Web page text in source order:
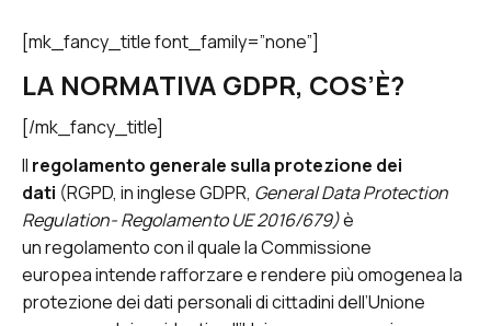
[mk_fancy_title font_family=”none”]
LA NORMATIVA GDPR, COS’È?
[/mk_fancy_title]
Il regolamento generale sulla protezione dei
dati (RGPD, in inglese GDPR, General Data Protection
Regulation- Regolamento UE 2016/679)è
un regolamento con il quale la Commissione
europea intende rafforzare e rendere più omogenea la
protezione dei dati personali di cittadini dell’Unione